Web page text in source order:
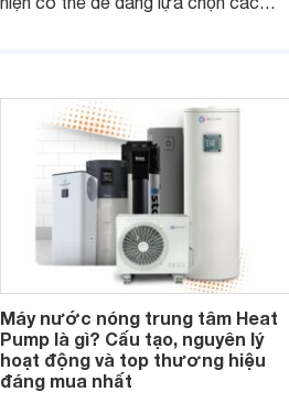
cơ bản, đáp ứng tốt nhu cầu sử dụng
nước nóng hằng ngày của gia đình.
Máy nước nóng trung tâm Heat
Pump là gì? Cấu tạo, nguyên lý
hoạt động và top thương hiệu
đáng mua nhất